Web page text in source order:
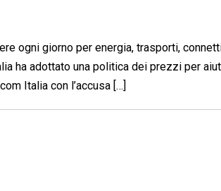
ogni giorno per energia, trasporti,
ha adottato una politica dei prezzi per
Italia con l’accusa […]